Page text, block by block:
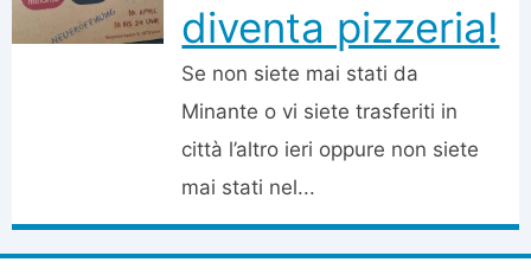
diventa pizzeria!
Se non siete mai stati da
Minante o vi siete trasferiti in
città l’altro ieri oppure non siete
mai stati nel...